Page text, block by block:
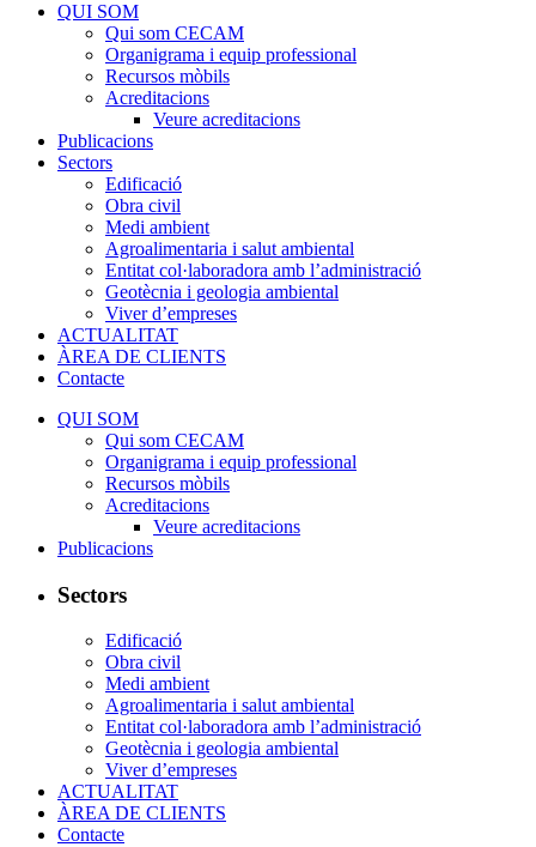
QUI SOM
Qui som CECAM
Organigrama i equip professional
Recursos mòbils
Acreditacions
Veure acreditacions
Publicacions
Sectors
Edificació
Obra civil
Medi ambient
Agroalimentaria i salut ambiental
Entitat col·laboradora amb l’administració
Geotècnia i geologia ambiental
Viver d’empreses
ACTUALITAT
ÀREA DE CLIENTS
Contacte
QUI SOM
Qui som CECAM
Organigrama i equip professional
Recursos mòbils
Acreditacions
Veure acreditacions
Publicacions
Sectors
Edificació
Obra civil
Medi ambient
Agroalimentaria i salut ambiental
Entitat col·laboradora amb l’administració
Geotècnia i geologia ambiental
Viver d’empreses
ACTUALITAT
ÀREA DE CLIENTS
Contacte